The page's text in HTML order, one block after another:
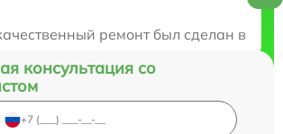
ремонт был сделан в
консультация со